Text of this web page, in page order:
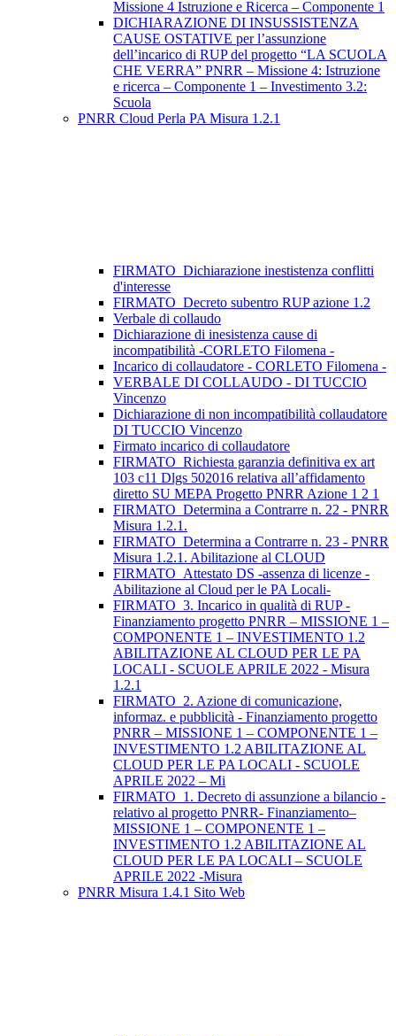
Missione 4 Istruzione e Ricerca – Componente 1
DICHIARAZIONE DI INSUSSISTENZA
CAUSE OSTATIVE per l’assunzione
dell’incarico di RUP del progetto “LA SCUOLA
CHE VERRA” PNRR – Missione 4: Istruzione
e ricerca – Componente 1 – Investimento 3.2:
Scuola
PNRR Cloud Perla PA Misura 1.2.1
FIRMATO_Dichiarazione inestistenza conflitti
d'interesse
FIRMATO_Decreto subentro RUP azione 1.2
Verbale di collaudo
Dichiarazione di inesistenza cause di
incompatibilità -CORLETO Filomena -
Incarico di collaudatore - CORLETO Filomena -
VERBALE DI COLLAUDO - DI TUCCIO
Vincenzo
Dichiarazione di non incompatibilità collaudatore
DI TUCCIO Vincenzo
Firmato incarico di collaudatore
FIRMATO_Richiesta garanzia definitiva ex art
103 c11 Dlgs 502016 relativa all’affidamento
diretto SU MEPA Progetto PNRR Azione 1 2 1
FIRMATO_Determina a Contrarre n. 22 - PNRR
Misura 1.2.1.
FIRMATO_Determina a Contrarre n. 23 - PNRR
Misura 1.2.1. Abilitazione al CLOUD
FIRMATO_Attestato DS -assenza di licenze -
Abilitazione al Cloud per le PA Locali-
FIRMATO_3. Incarico in qualità di RUP -
Finanziamento progetto PNRR – MISSIONE 1 –
COMPONENTE 1 – INVESTIMENTO 1.2
ABILITAZIONE AL CLOUD PER LE PA
LOCALI - SCUOLE APRILE 2022 - Misura
1.2.1
FIRMATO_2. Azione di comunicazione,
informaz. e pubblicità - Finanziamento progetto
PNRR – MISSIONE 1 – COMPONENTE 1 –
INVESTIMENTO 1.2 ABILITAZIONE AL
CLOUD PER LE PA LOCALI - SCUOLE
APRILE 2022 – Mi
FIRMATO_1. Decreto di assunzione a bilancio -
relativo al progetto PNRR- Finanziamento–
MISSIONE 1 – COMPONENTE 1 –
INVESTIMENTO 1.2 ABILITAZIONE AL
CLOUD PER LE PA LOCALI – SCUOLE
APRILE 2022 -Misura
PNRR Misura 1.4.1 Sito Web